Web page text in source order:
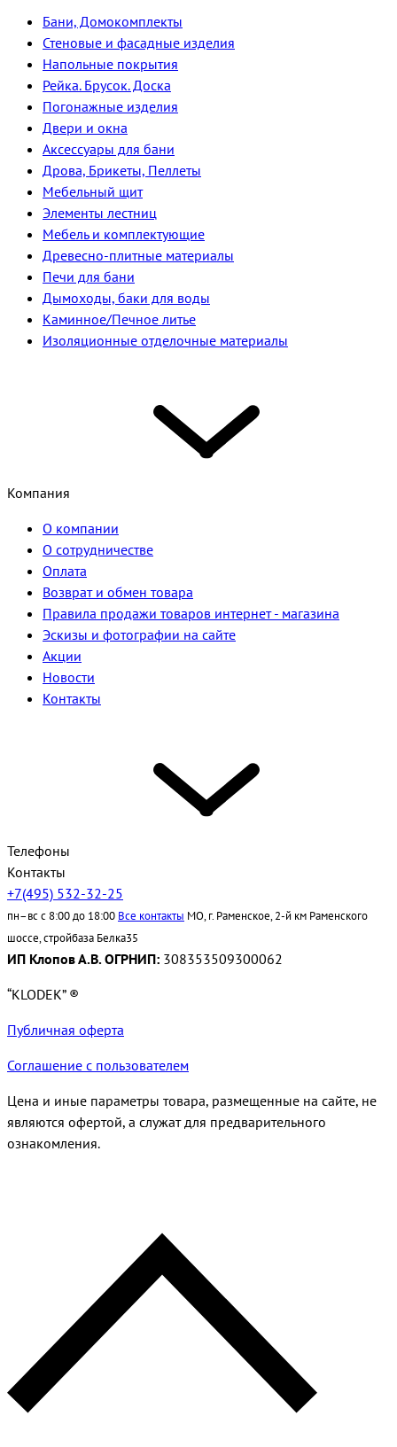
Бани, Домокомплекты
Стеновые и фасадные изделия
Напольные покрытия
Рейка. Брусок. Доска
Погонажные изделия
Двери и окна
Аксессуары для бани
Дрова, Брикеты, Пеллеты
Мебельный щит
Элементы лестниц
Мебель и комплектующие
Древесно-плитные материалы
Печи для бани
Дымоходы, баки для воды
Каминное/Печное литье
Изоляционные отделочные материалы
Компания
О компании
О сотрудничестве
Оплата
Возврат и обмен товара
Правила продажи товаров интернет - магазина
Эскизы и фотографии на сайте
Акции
Новости
Контакты
Телефоны
Контакты
+7(495) 532-32-25
пн–вс с 8:00 до 18:00 Все контакты МО, г. Раменское, 2-й км Раменского
шоссе, стройбаза Белка35
ИП Клопов А.В. ОГРНИП: 308353509300062
“KLODEK” ®
Публичная оферта
Соглашение с пользователем
Цена и иные параметры товара, размещенные на сайте, не
являются офертой, а служат для предварительного
ознакомления.